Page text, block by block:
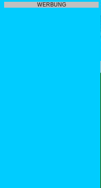
WERBUNG